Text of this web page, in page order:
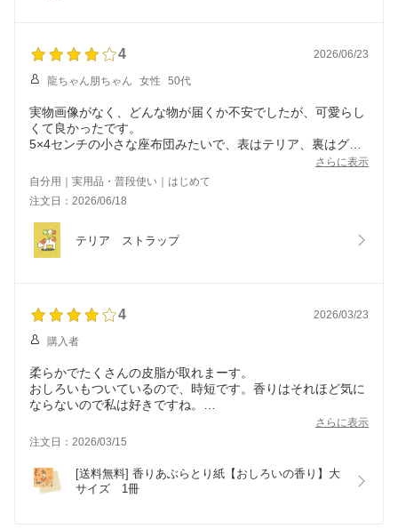
4 2026/06/23
龍ちゃん朋ちゃん 女性 50代
実物画像がなく、どんな物が届くか不安でしたが、可愛らし
くて良かったです。
5×4センチの小さな座布団みたいで、表はテリア、裏はグレ
ーのクリーナー、ボールチェーンとスエード革と紐のストラ
ップが付いていました。
皆様のコメントどおり、一度で画面がとても綺麗になりま
す。
これから購入する方の参考になるよう、実物画像を添付した
かったのですが、私のスマホの画像は添付できないので、シ
ョップの方で載せて頂けたらと思います。
さらに表示
自分用｜実用品・普段使い｜はじめて
注文日：2026/06/18
テリア　ストラップ
4 2026/03/23
購入者
柔らかでたくさんの皮脂が取れまーす。
おしろいもついているので、時短です。香りはそれほど気に
ならないので私は好きですね。
さらに表示
注文日：2026/03/15
[送料無料] 香りあぶらとり紙【おしろいの香り】大
サイズ　1冊